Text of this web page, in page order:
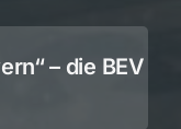
– die BEV